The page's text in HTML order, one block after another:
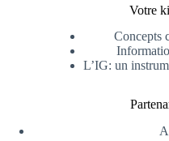
Votre
Concepts
L’IG: un